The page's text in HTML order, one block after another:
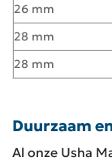
26 mm
28 mm
28 mm
Duurzaam
Al onze Usha